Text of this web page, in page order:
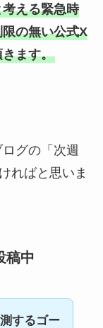
える緊急時
の無い公式X
ます。
グの「次週
ればと思いま
稿中
するゴー